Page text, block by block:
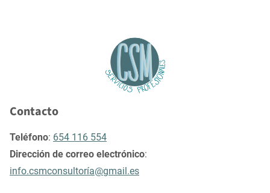
Contacto
Teléfono: 654 116 554
Dirección de correo electrónico:
info.csmconsultoría@gmail.es